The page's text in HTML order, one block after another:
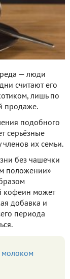
— люди
считают его
лишь по
продаже.
подобного
серьёзные
членов их семьи.
без чашечки
положении»
кофеин может
добавка и
периода
молоком